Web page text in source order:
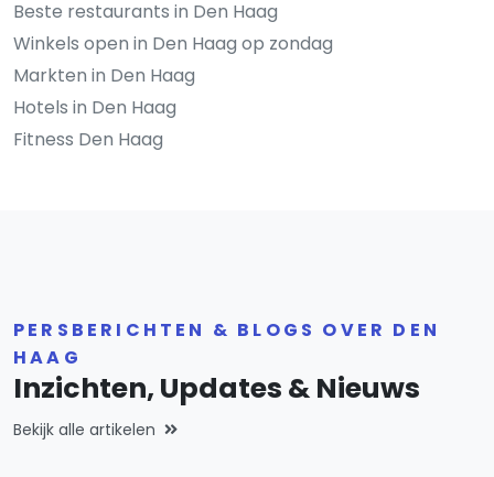
Beste restaurants in Den Haag
Winkels open in Den Haag op zondag
Markten in Den Haag
Hotels in Den Haag
Fitness Den Haag
PERSBERICHTEN & BLOGS OVER DEN
HAAG
Inzichten, Updates & Nieuws
Bekijk alle artikelen